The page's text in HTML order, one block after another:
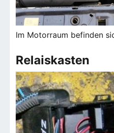
Im Motorraum befinden
Relaiskasten